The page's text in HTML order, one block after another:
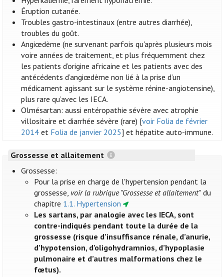
Éruption cutanée.
Troubles gastro-intestinaux (entre autres diarrhée),
troubles du goût.
Angiœdème (ne survenant parfois qu'après plusieurs mois
voire années de traitement, et plus fréquemment chez
les patients d’origine africaine et les patients avec des
antécédents d’angiœdème non lié à la prise d’un
médicament agissant sur le système rénine-angiotensine),
plus rare qu’avec les IECA.
Olmésartan: aussi entéropathie sévère avec atrophie
villositaire et diarrhée sévère (rare) [voir Folia de février
2014 et Folia de janvier 2025] et hépatite auto-immune.
Grossesse et allaitement
Grossesse:
Pour la prise en charge de l'hypertension pendant la
grossesse, voir la rubrique "Grossesse et allaitement" du
chapitre 1.1. Hypertension
Les sartans, par analogie avec les IECA, sont
contre-indiqués pendant toute la durée de la
grossesse (risque d’insuffisance rénale, d’anurie,
d’hypotension, d’oligohydramnios, d’hypoplasie
pulmonaire et d’autres malformations chez le
fœtus).